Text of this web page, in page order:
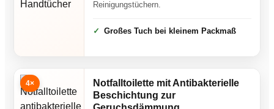
Reinigungstüchern.
Großes Tuch bei kleinem Packmaß
4×
Notfalltoilette mit Antibakterielle
Beschichtung zur